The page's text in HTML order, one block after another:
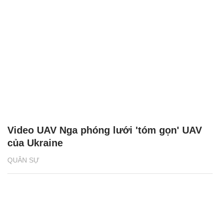
QUÂN SỰ
Video UAV Nga phóng lưới 'tóm gọn' UAV
của Ukraine